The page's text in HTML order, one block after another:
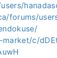
forums/
c/